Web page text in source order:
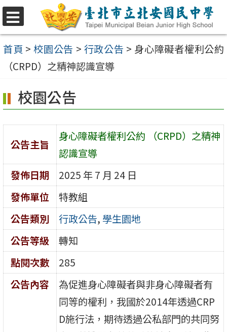
選
單
跳
至
主
容
區
首頁 > 校園公告 > 行政公告 > 身心障礙者權利公約
（CRPD）之精神認識宣導
校園公告
公告主旨
身心障礙者權利公約 （CRPD）之精神
認識宣導
發佈日期
2025 年 7 月 24 日
發佈單位
特教組
公告類別
行政公告, 學生園地
公告等級
轉知
點閱次數
285
公告內容
為促進身心障礙者與非身心障礙者有
同等的權利，我國於2014年透過CRP
D施行法，期待透過公私部門的共同努